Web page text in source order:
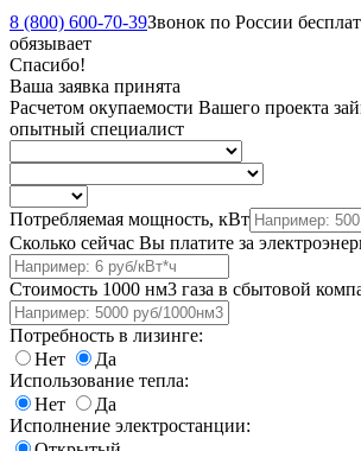
8 (800) 600-70-39Звонок по России
обязывает
Спасибо!
Ваша заявка принята
Расчетом окупаемости Вашего проекта
опытный специалист
Потребляемая мощность, кВт
Сколько сейчас Вы платите за
Стоимость 1000 нм3 газа в сбытовой
Потребность в лизинге:
Нет
Да
Использование тепла:
Нет
Да
Исполнение электростанции: